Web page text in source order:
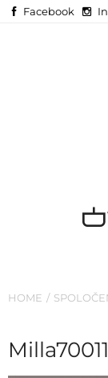
Facebook
HOME
Milla70011